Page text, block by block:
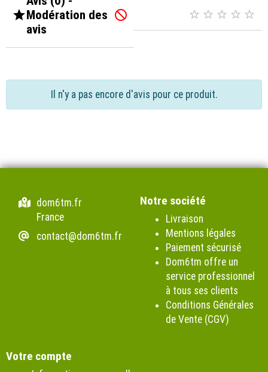
Modération des
avis
     
Il n'y a pas encore d'avis pour ce produit.
dom6tm.fr
France
contact@dom6tm.fr
Notre société
Livraison
Mentions légales
Paiement sécurisé
Dom6tm offre un
service professionnel
à tous ses clients
Conditions Générales
de Vente (CGV)
Votre compte